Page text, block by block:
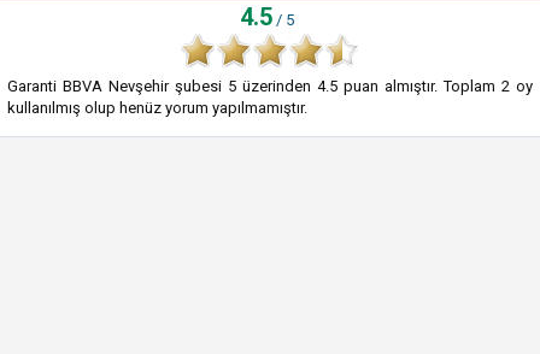
4.5 / 5
Garanti BBVA Nevşehir şubesi 5 üzerinden 4.5 puan almıştır. Toplam 2 oy
kullanılmış olup henüz yorum yapılmamıştır.